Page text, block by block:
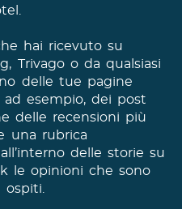
hai ricevuto su
Trivago o da qualsiasi
delle tue pagine
ad esempio, dei post
delle recensioni più
una rubrica
delle storie su
le opinioni che sono